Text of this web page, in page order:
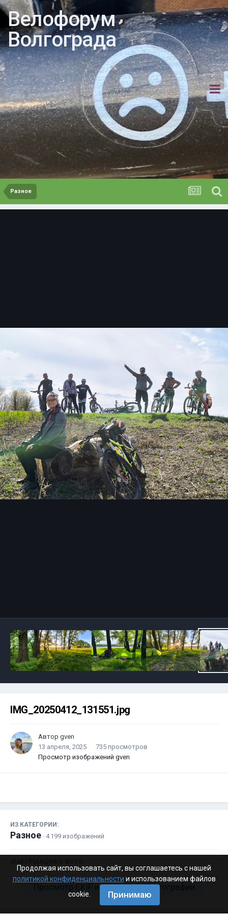
Велофорум
Волгограда
Разное
IMG_20250412_131551.jpg
Автор gven
13 апреля, 2025
735 просмотров
Просмотр изображений gven
ИЗ КАТЕГОРИИ:
Разное · 4 199 изображений
Просмотр EXIF информации фотографии
Продолжая использовать сайт, вы соглашаетесь с нашей
политикой конфиденциальности и использованием файлов
cookie.
Принимаю